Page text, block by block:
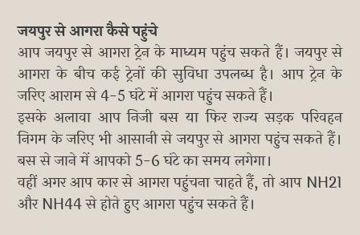
जयपुर से आगरा कैसे पहुंचे
आप जयपुर से आगरा ट्रेन के माध्यम पहुंच सकते हैं। जयपुर से
आगरा के बीच कई ट्रेनों की सुविधा उपलब्ध है। आप ट्रेन के
जरिए आराम से 4-5 घंटे में आगरा पहुंच सकते हैं।
इसके अलावा आप निजी बस या फिर राज्य सड़क परिवहन
निगम के जरिए भी आसानी से जयपुर से आगरा पहुंच सकते हैं।
बस से जाने में आपको 5-6 घंटे का समय लगेगा।
वहीं अगर आप कार से आगरा पहुंचना चाहते हैं, तो आप NH21
और NH44 से होते हुए आगरा पहुंच सकते हैं।